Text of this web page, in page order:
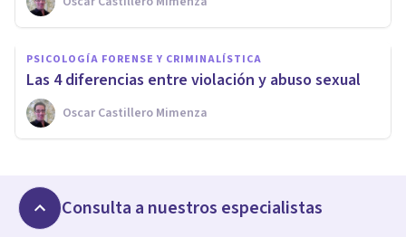
PSICOLOGÍA FORENSE Y CRIMINALÍSTICA
Las 4 diferencias entre violación y abuso sexual
Oscar Castillero Mimenza
Consulta a nuestros especialistas